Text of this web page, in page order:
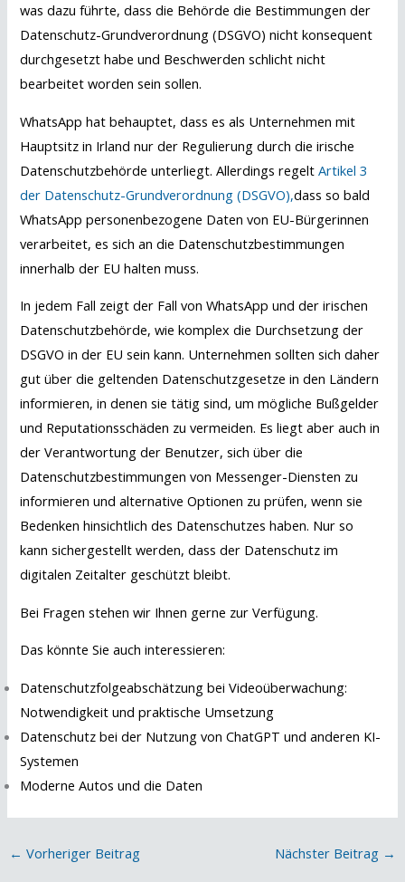
was dazu führte, dass die Behörde die Bestimmungen der
Datenschutz-Grundverordnung (DSGVO) nicht konsequent
durchgesetzt habe und Beschwerden schlicht nicht
bearbeitet worden sein sollen.
WhatsApp hat behauptet, dass es als Unternehmen mit
Hauptsitz in Irland nur der Regulierung durch die irische
Datenschutzbehörde unterliegt. Allerdings regeltArtikel 3
der Datenschutz-Grundverordnung (DSGVO),dass so bald
WhatsApp personenbezogene Daten von EU-Bürgerinnen
verarbeitet, es sich an die Datenschutzbestimmungen
innerhalb der EU halten muss.
In jedem Fall zeigt der Fall von WhatsApp und der irischen
Datenschutzbehörde, wie komplex die Durchsetzung der
DSGVO in der EU sein kann. Unternehmen sollten sich daher
gut über die geltenden Datenschutzgesetze in den Ländern
informieren, in denen sie tätig sind, um mögliche Bußgelder
und Reputationsschäden zu vermeiden. Es liegt aber auch in
der Verantwortung der Benutzer, sich über die
Datenschutzbestimmungen von Messenger-Diensten zu
informieren und alternative Optionen zu prüfen, wenn sie
Bedenken hinsichtlich des Datenschutzes haben. Nur so
kann sichergestellt werden, dass der Datenschutz im
digitalen Zeitalter geschützt bleibt.
Bei Fragen stehen wir Ihnen gerne zur Verfügung.
Das könnte Sie auch interessieren:
Datenschutzfolgeabschätzung bei Videoüberwachung:
Notwendigkeit und praktische Umsetzung
Datenschutz bei der Nutzung von ChatGPT und anderen KI-
Systemen
Moderne Autos und die Daten
← Vorheriger Beitrag Nächster Beitrag →